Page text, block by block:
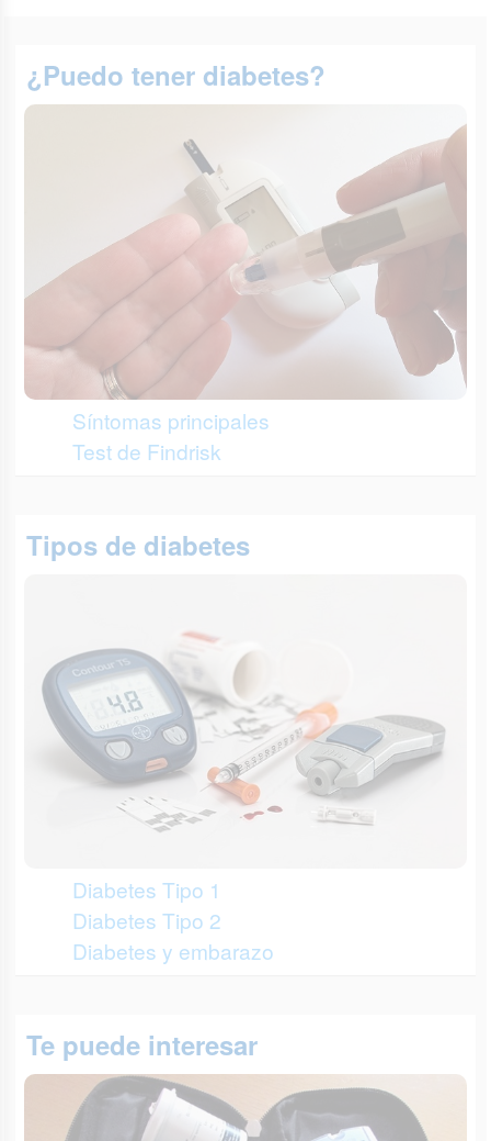
¿Puedo tener diabetes?
Síntomas principales
Test de Findrisk
Tipos de diabetes
Diabetes Tipo 1
Diabetes Tipo 2
Diabetes y embarazo
Te puede interesar